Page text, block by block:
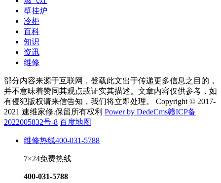
壁挂炉
冷柜
百科
知识
资讯
维修
部分内容来源于互联网，登载此文出于传递更多信息之目的，
并不意味着赞同其观点或证实其描述。文章内容仅供参考，如
有侵犯版权请来信告知，我们将立即处理。 Copyright © 2017-
2021 速维家修.保留所有权利 Power by DedeCms赣ICP备
2022005832号-8 百度地图
维修热线400-031-5788
7×24免费热线
400-031-5788